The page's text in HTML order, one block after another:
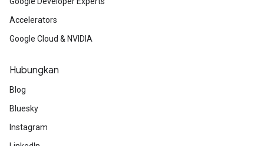
Accelerators
Google Cloud & NVIDIA
Hubungkan
Blog
Bluesky
Instagram